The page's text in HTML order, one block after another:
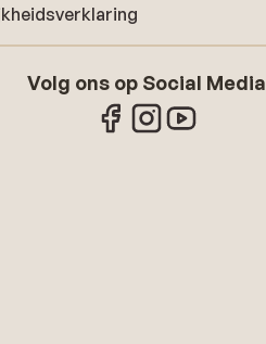
Volg ons op Social Media